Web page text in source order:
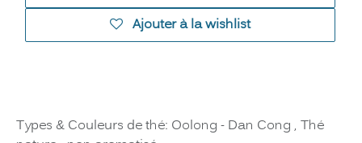
Ajouter à la wishlist
Types & Couleurs de thé: Oolong - Dan Cong , Thé